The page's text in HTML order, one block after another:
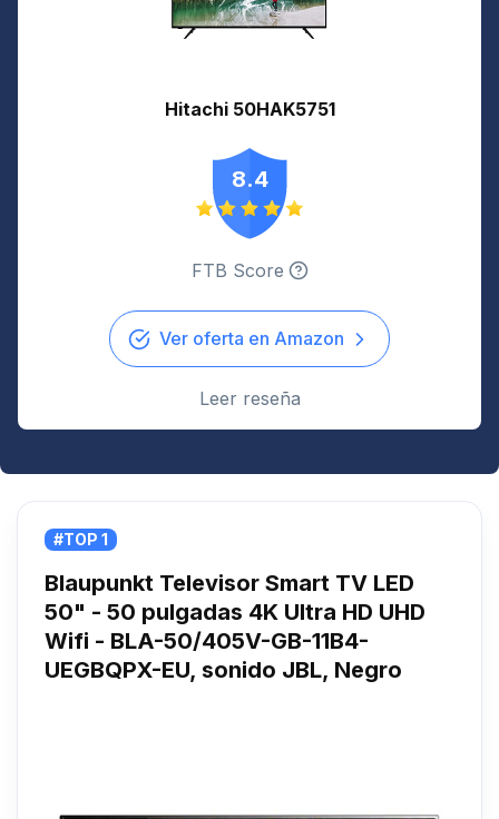
Hitachi 50HAK5751
8.4
FTB Score
Ver oferta en Amazon
Leer reseña
#TOP 1
Blaupunkt Televisor Smart TV LED
50" - 50 pulgadas 4K Ultra HD UHD
Wifi - BLA-50/405V-GB-11B4-
UEGBQPX-EU, sonido JBL, Negro